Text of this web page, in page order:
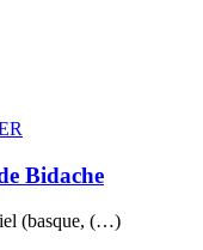
Bidache
(basque, (…)